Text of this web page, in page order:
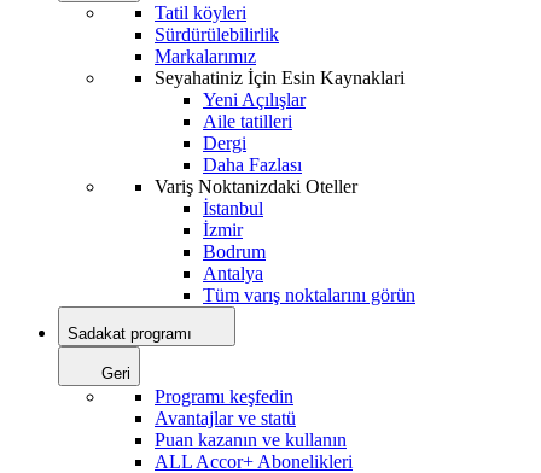
Tatil köyleri
Sürdürülebilirlik
Markalarımız
Seyahatiniz İçin Esin Kaynaklari
Yeni Açılışlar
Aile tatilleri
Dergi
Daha Fazlası
Variş Noktanizdaki Oteller
İstanbul
İzmir
Bodrum
Antalya
Tüm varış noktalarını görün
Sadakat programı
Geri
Programı keşfedin
Avantajlar ve statü
Puan kazanın ve kullanın
ALL Accor+ Abonelikleri